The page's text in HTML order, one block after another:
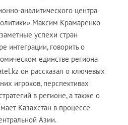
аналитического центра
Максим Крамаренко
успехи стран
интеграции, говорить о
единстве региона
он рассказал о ключевых
игроков, перспективах
в регионе, а также о
Казахстан в процессе
Азии.